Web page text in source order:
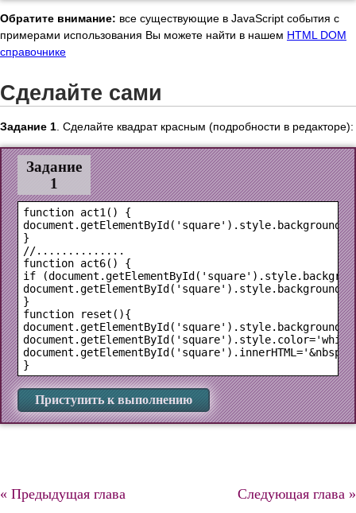
Обратите внимание: все существующие в JavaScript события с
примерами использования Вы можете найти в нашем HTML DOM
справочнике
Сделайте сами
Задание 1. Сделайте квадрат красным (подробности в редакторе):
Задание
1
function act1() {
}
//..............
function act6() {
if
}
function reset(){
document.getElementById('square').innerHTML='&nbsp';
Приступить к выполнению
« Предыдущая глава Следующая глава »